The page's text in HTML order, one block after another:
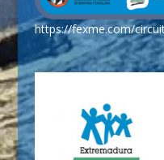
https://fexme.com/